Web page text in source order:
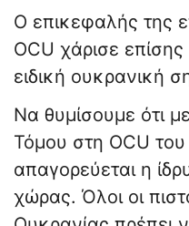
Ο επικεφαλής της
OCU χάρισε
ειδική ουκρανική
Να θυμίσουμε ότι
Τόμου στη OCU
απαγορεύεται η
χώρας. Όλοι οι